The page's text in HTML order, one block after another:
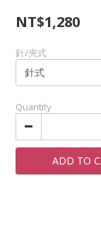
NT$1,280
針/夾式
Quantity
ADD TO